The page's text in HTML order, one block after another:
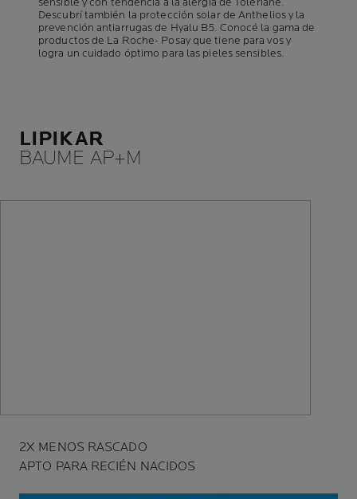
Descubrí también la protección solar de Anthelios y la
prevención antiarrugas de Hyalu B5. Conocé la gama de
productos de La Roche- Posay que tiene para vos y
logra un cuidado óptimo para las pieles sensibles.
LIPIKAR
BAUME AP+M
2X MENOS RASCADO
APTO PARA RECIÉN NACIDOS